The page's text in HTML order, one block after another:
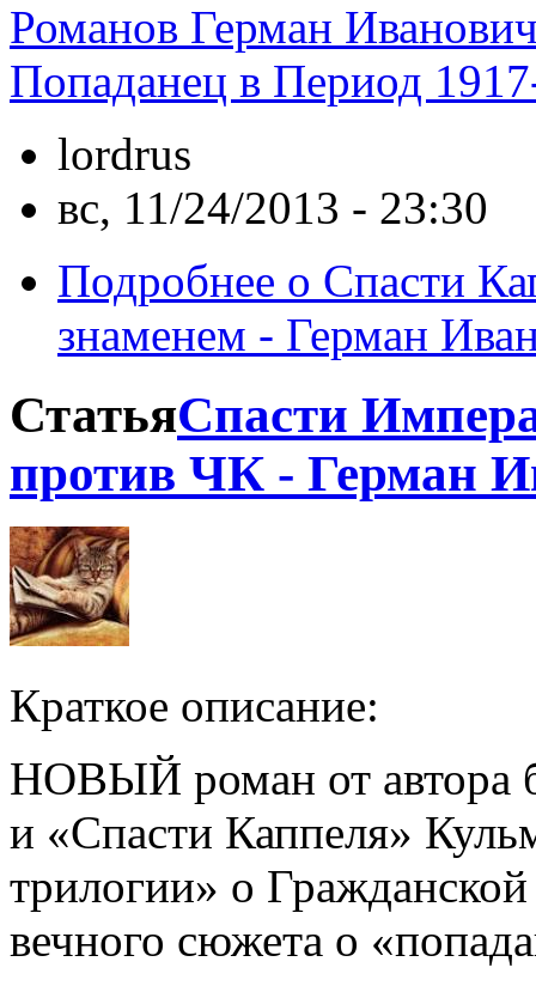
Романов Герман
Попаданец в Период
lordrus
вс, 11/24/2013 - 23:30
Подробнее о Спасти
знаменем - Герман
СтатьяСпасти
против ЧК - Герман
Краткое описание:
НОВЫЙ роман от автора
и «Спасти Каппеля»
трилогии» о
вечного сюжета о